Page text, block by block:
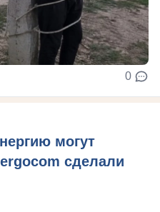
0
могут
сделали